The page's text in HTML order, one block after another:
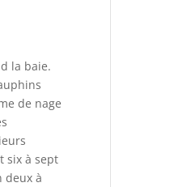
la baie.
de nage
six à sept
deux à